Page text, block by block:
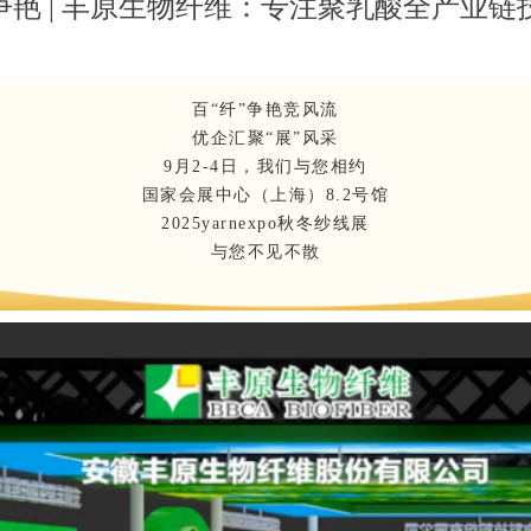
艳 | 丰原生物纤维：专注聚乳酸全产业链
百“纤”争艳竞风流
优企汇聚“展”风采
9月2-4日，我们与您相约
国家会展中心（上海）8.2号馆
2025yarnexpo秋冬纱线展
与您不见不散